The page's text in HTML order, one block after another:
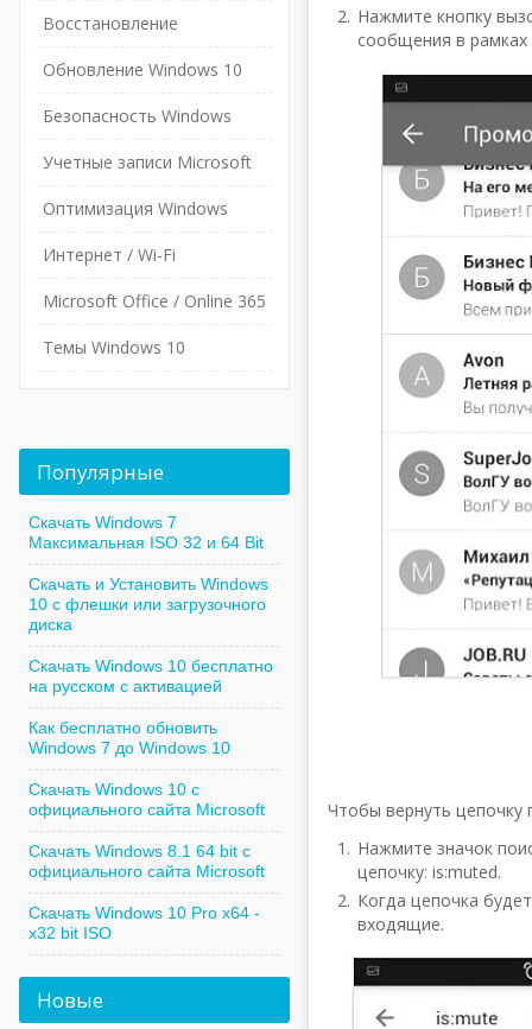
Нажмите кнопку
сообщения в рамках
Чтобы вернуть цепочку
Нажмите значок
цепочку: is:muted.
Когда цепочка
входящие.
Восстановление
Обновление Windows 10
Безопасность Windows
Учетные записи Microsoft
Оптимизация Windows
Интернет / Wi-Fi
Microsoft Office / Online 365
Темы Windows 10
Популярные
Скачать Windows 7
Максимальная ISO 32 и 64 Bit
Скачать и Установить Windows
10 с флешки или загрузочного
диска
Скачать Windows 10 бесплатно
на русском с активацией
Как бесплатно обновить
Windows 7 до Windows 10
Скачать Windows 10 с
официального сайта Microsoft
Скачать Windows 8.1 64 bit с
официального сайта Microsoft
Скачать Windows 10 Pro x64 -
x32 bit ISO
Новые